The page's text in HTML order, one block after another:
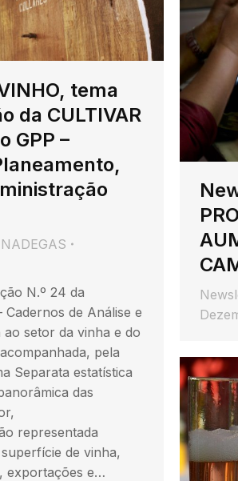
tema
da CULTIVAR
GPP –
N.º 24 da
de Análise e
ao setor da vinha e do
pela
Separata estatística
das
representada
de vinha,
exportações e…